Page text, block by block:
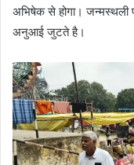
अभिषेक से होगा। जन्मस्थली
अनुआई जुटते है।